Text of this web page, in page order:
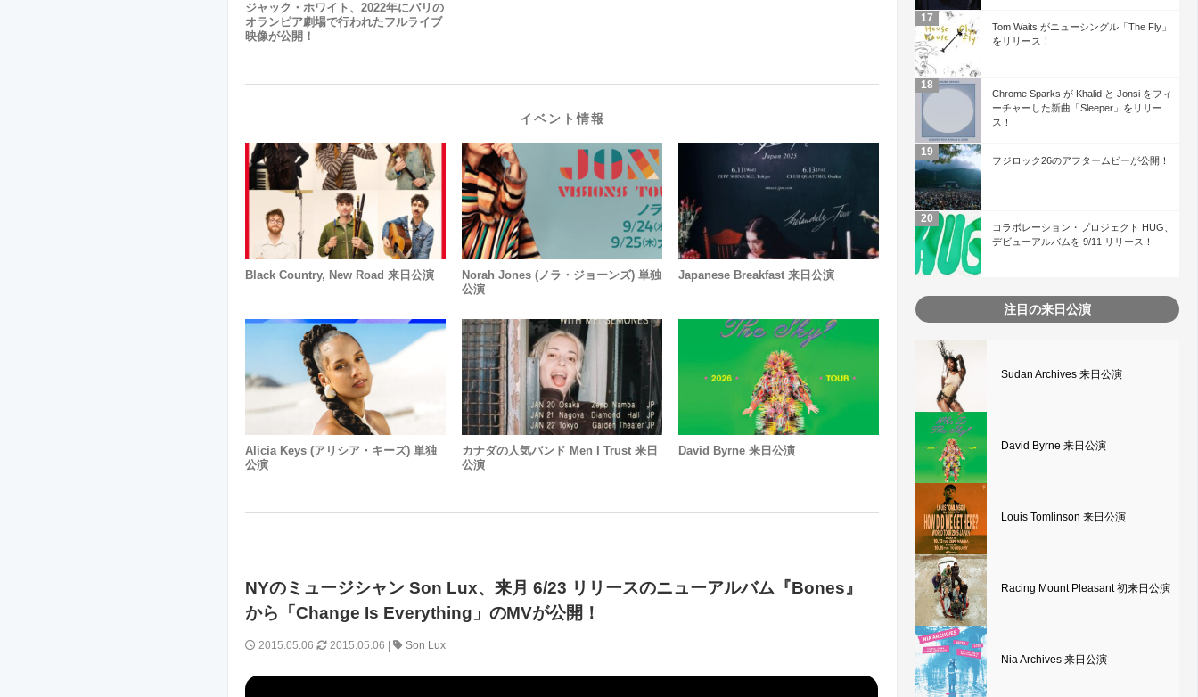
ジャック・ホワイト、2022年にパリの
オランピア劇場で行われたフルライブ
映像が公開！
イベント情報
Black Country, New Road 来日公演
Norah Jones (ノラ・ジョーンズ) 単独
公演
Japanese Breakfast 来日公演
Alicia Keys (アリシア・キーズ) 単独
公演
カナダの人気バンド Men I Trust 来日
公演
David Byrne 来日公演
NYのミュージシャン Son Lux、来月 6/23 リリースのニューアルバム『Bones』
から「Change Is Everything」のMVが公開！
2015.05.06 2015.05.06 | Son Lux
Tom Waits がニューシングル「The Fly」
をリリース！
Chrome Sparks が Khalid と Jonsi をフィ
ーチャーした新曲「Sleeper」をリリー
ス！
フジロック26のアフタームビーが公開！
コラボレーション・プロジェクト HUG、
デビューアルバムを 9/11 リリース！
注目の来日公演
Sudan Archives 来日公演
David Byrne 来日公演
Louis Tomlinson 来日公演
Racing Mount Pleasant 初来日公演
Nia Archives 来日公演